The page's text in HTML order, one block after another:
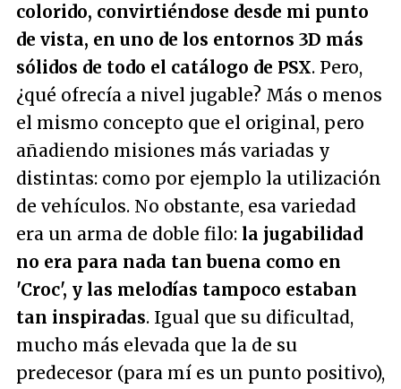
colorido, convirtiéndose desde mi punto
de vista, en uno de los entornos 3D más
sólidos de todo el catálogo de PSX. Pero,
¿qué ofrecía a nivel jugable? Más o menos
el mismo concepto que el original, pero
añadiendo misiones más variadas y
distintas: como por ejemplo la utilización
de vehículos. No obstante, esa variedad
era un arma de doble filo: la jugabilidad
no era para nada tan buena como en
'Croc', y las melodías tampoco estaban
tan inspiradas. Igual que su dificultad,
mucho más elevada que la de su
predecesor (para mí es un punto positivo),